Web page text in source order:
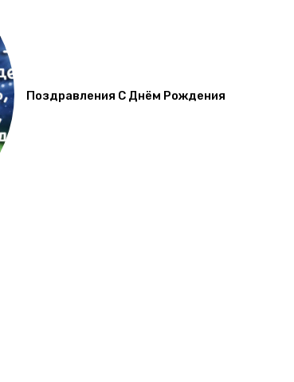
Поздравления С Днём Рождения